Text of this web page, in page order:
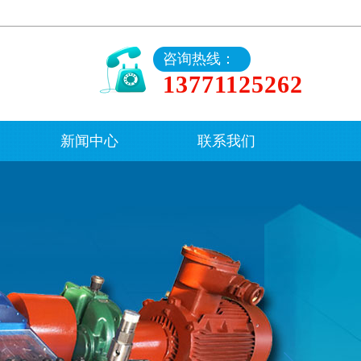
咨询热线：
13771125262
新闻中心 联系我们